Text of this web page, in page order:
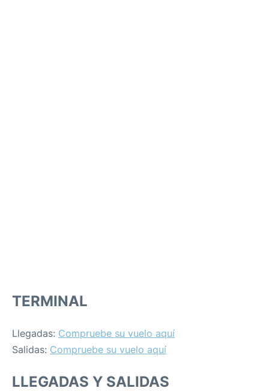
TERMINAL
Llegadas: Compruebe su vuelo aquí
Salidas: Compruebe su vuelo aquí
LLEGADAS Y SALIDAS